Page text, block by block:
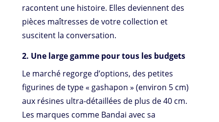
racontent une histoire. Elles deviennent des
pièces maîtresses de votre collection et
suscitent la conversation.
2. Une large gamme pour tous les budgets
Le marché regorge d’options, des petites
figurines de type « gashapon » (environ 5 cm)
aux résines ultra-détaillées de plus de 40 cm.
Les marques comme Bandai avec sa